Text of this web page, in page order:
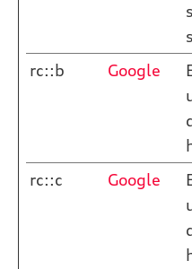
rc::b Google
rc::c Google